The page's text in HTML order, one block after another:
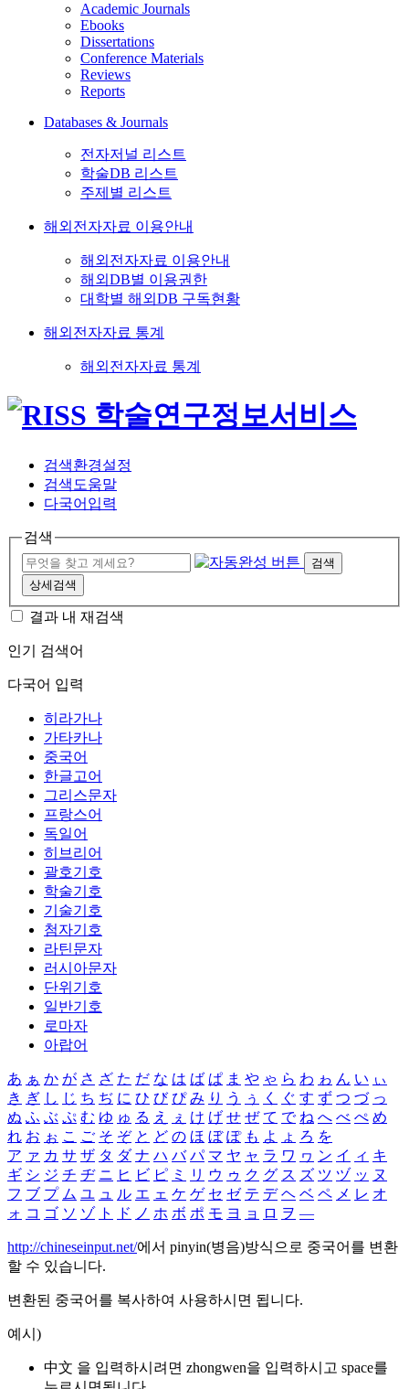
Academic Journals
Ebooks
Dissertations
Conference Materials
Reviews
Reports
Databases & Journals
전자저널 리스트
학술DB 리스트
주제별 리스트
해외전자자료 이용안내
해외전자자료 이용안내
해외DB별 이용권한
대학별 해외DB 구독현황
해외전자자료 통계
해외전자자료 통계
검색환경설정
검색도움말
다국어입력
검색
검색
상세검색
결과 내 재검색
인기 검색어
다국어 입력
히라가나
가타카나
중국어
한글고어
그리스문자
프랑스어
독일어
히브리어
괄호기호
학술기호
기술기호
첨자기호
라틴문자
러시아문자
단위기호
일반기호
로마자
아랍어
あ ぁ か が さ ざ た だ な は ば ぱ ま や ゃ ら わ ゎ ん い ぃ
き ぎ し じ ち ぢ に ひ び ぴ み り う ぅ く ぐ す ず つ づ っ
ぬ ふ ぶ ぷ む ゆ ゅ る え ぇ け げ せ ぜ て で ね へ べ ぺ め
れ お ぉ こ ご そ ぞ と ど の ほ ぼ ぽ も よ ょ ろ を
ア ァ カ サ ザ タ ダ ナ ハ バ パ マ ヤ ャ ラ ワ ヮ ン イ ィ キ
ギ シ ジ チ ヂ ニ ヒ ビ ピ ミ リ ウ ゥ ク グ ス ズ ツ ヅ ッ ヌ
フ ブ プ ム ユ ュ ル エ ェ ケ ゲ セ ゼ テ デ ヘ ベ ペ メ レ オ
ォ コ ゴ ソ ゾ ト ド ノ ホ ボ ポ モ ヨ ョ ロ ヲ ―
http://chineseinput.net/에서 pinyin(병음)방식으로 중국어를 변환
할 수 있습니다.
변환된 중국어를 복사하여 사용하시면 됩니다.
예시)
中文 을 입력하시려면 zhongwen을 입력하시고 space를